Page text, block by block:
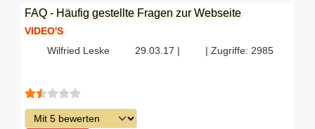
FAQ - Häufig gestellte Fragen zur Webseite
VIDEO'S
Wilfried Leske
29.03.17 | | Zugriffe: 2985
Bewertung:
Bitte bewerten